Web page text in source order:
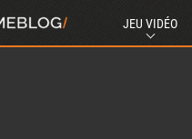
JEU VIDÉO